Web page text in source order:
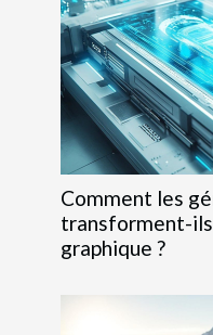
Comment les
transforment-
graphique ?